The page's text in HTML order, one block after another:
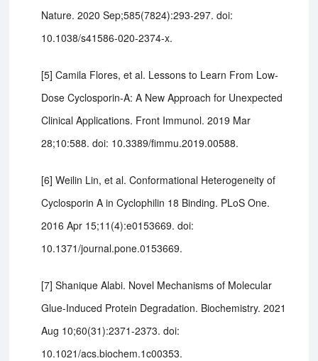
Nature. 2020 Sep;585(7824):293-297. doi:
10.1038/s41586-020-2374-x.
[5] Camila Flores, et al. Lessons to Learn From Low-
Dose Cyclosporin-A: A New Approach for Unexpected
Clinical Applications. Front Immunol. 2019 Mar
28;10:588. doi: 10.3389/fimmu.2019.00588.
[6] Weilin Lin, et al. Conformational Heterogeneity of
Cyclosporin A in Cyclophilin 18 Binding. PLoS One.
2016 Apr 15;11(4):e0153669. doi:
10.1371/journal.pone.0153669.
[7] Shanique Alabi. Novel Mechanisms of Molecular
Glue-Induced Protein Degradation. Biochemistry. 2021
Aug 10;60(31):2371-2373. doi:
10.1021/acs.biochem.1c00353.